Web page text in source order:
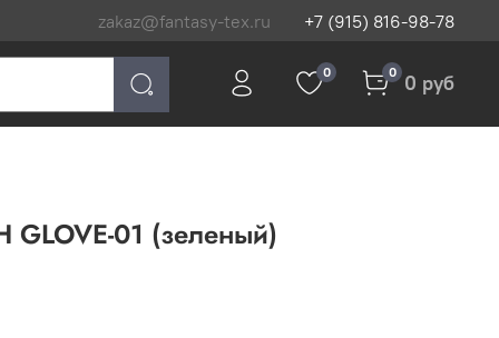
zakaz@fantasy-tex.ru +7 (915) 816-98-78
0 0 0 руб
GLOVE-01 (зеленый)